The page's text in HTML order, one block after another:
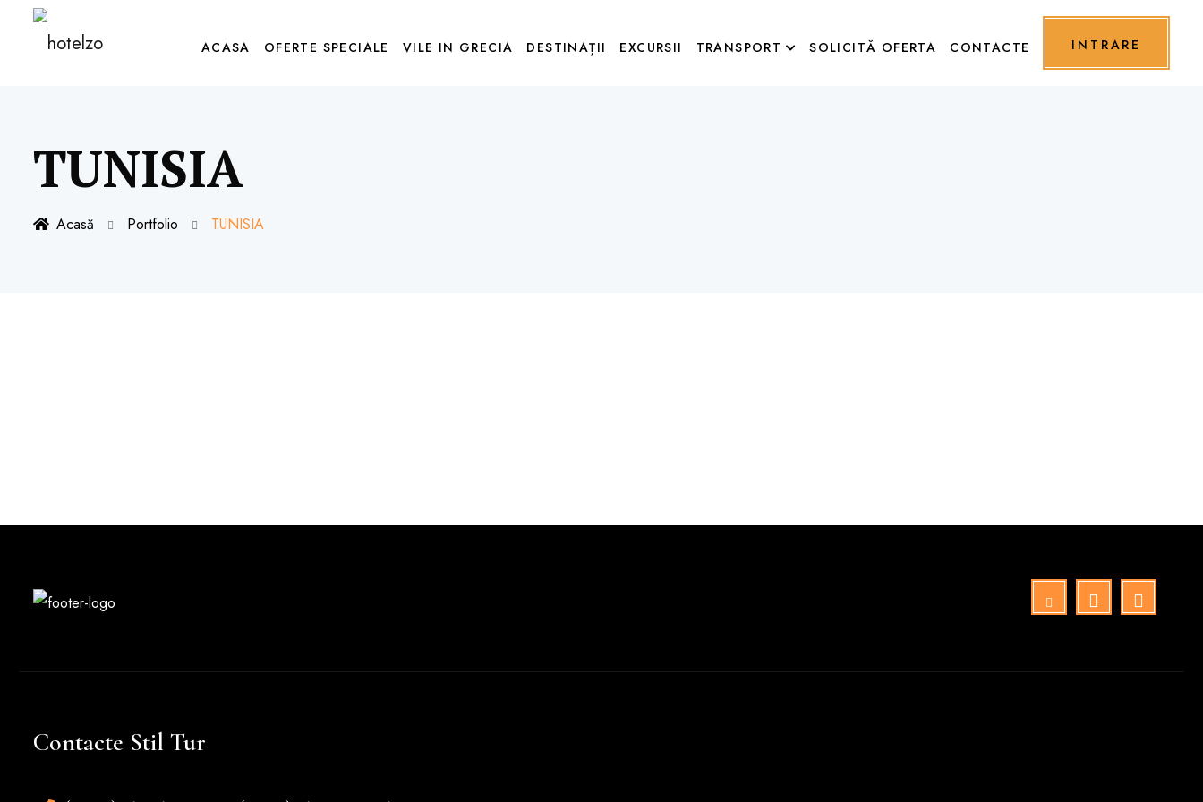
ACASA OFERTE SPECIALE VILE IN GRECIA DESTINAȚII EXCURSII TRANSPORT SOLICITĂ OFERTA CONTACTE INTRARE
TUNISIA
Acasă Portfolio TUNISIA
Contacte Stil Tur